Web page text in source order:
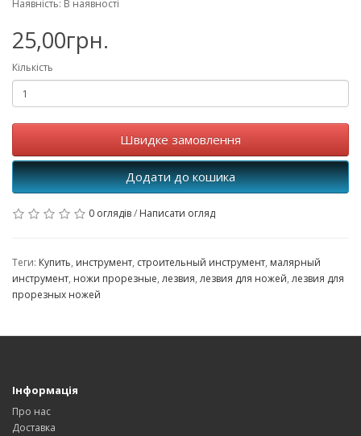
Наявність: В наявності
25,00грн.
Кількість
Швидке замовлення
Додати до кошика
0 оглядів/ Написати огляд
Теги: Купить, инструмент, строительный инструмент, малярный
инструмент, ножи прорезные, лезвия, лезвия для ножей, лезвия для
прорезных ножей
Інформація
Про нас
Доставка